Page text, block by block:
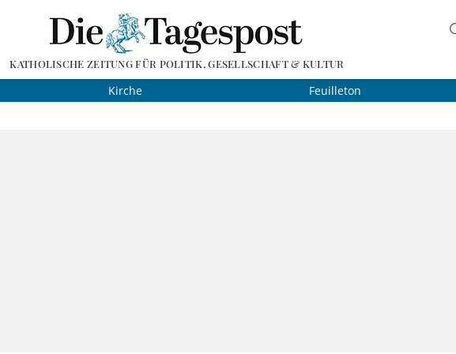
KATHOLISCHE ZEITUNG FÜR POLITIK, GESELLSCHAFT & KULTUR
Kirche Feuilleton